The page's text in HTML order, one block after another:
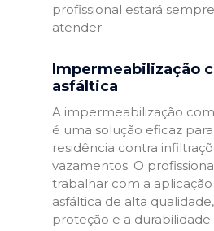
profissional estará
atender.
Impermeabilização
asfáltica
A impermeabilização
é uma solução eficaz
residência contra
vazamentos. O
trabalhar com a
asfáltica de alta
proteção e a durabilidade